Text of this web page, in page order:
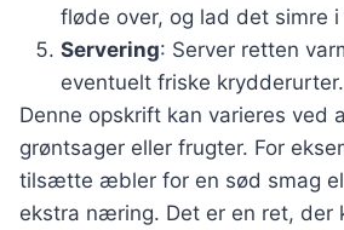
fløde over, og lad det simre
Servering: Server retten
eventuelt friske krydderurter.
Denne opskrift kan varieres ved
grøntsager eller frugter. For
tilsætte æbler for en sød smag
ekstra næring. Det er en ret, der